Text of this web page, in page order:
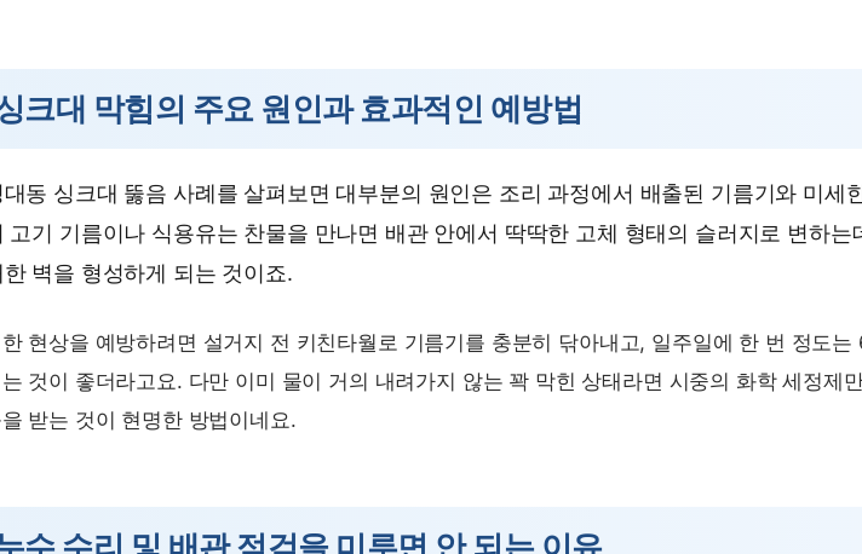
크대 막힘의 주요 원인과 효과적인 예방법
동 싱크대 뚫음 사례를 살펴보면 대부분의 원인은 조리 과정에서 배출된 기름기와 미
고기 기름이나 식용유는 찬물을 만나면 배관 안에서 딱딱한 고체 형태의 슬러지로 변하
벽을 형성하게 되는 것이죠.
현상을 예방하려면 설거지 전 키친타월로 기름기를 충분히 닦아내고, 일주일에 한 번 정도
것이 좋더라고요. 다만 이미 물이 거의 내려가지 않는 꽉 막힌 상태라면 시중의 화학 세정제
받는 것이 현명한 방법이네요.